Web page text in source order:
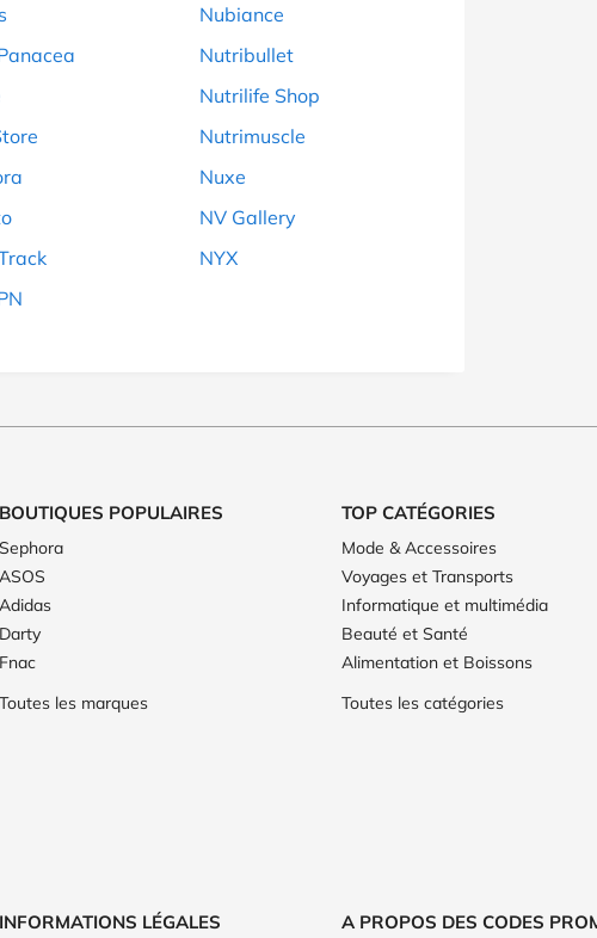
Nubiance
Nutribullet
Nutrilife Shop
Nutrimuscle
Nuxe
NV Gallery
NYX
BOUTIQUES POPULAIRES
Sephora
ASOS
Adidas
Darty
Fnac
Toutes les marques
TOP CATÉGORIES
Mode & Accessoires
Voyages et Transports
Informatique et multimédia
Beauté et Santé
Alimentation et Boissons
Toutes les catégories
INFORMATIONS LÉGALES A PROPOS DES CODES